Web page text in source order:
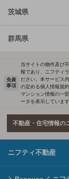
茨城県
群馬県
免責
事項
当サイトの物件及び
報であり、ニフティ
ださい。本サービス
の定める個人情報規
マンション情報の一
ータを表示しています
不動産・住宅情報の
ニフティ不動産